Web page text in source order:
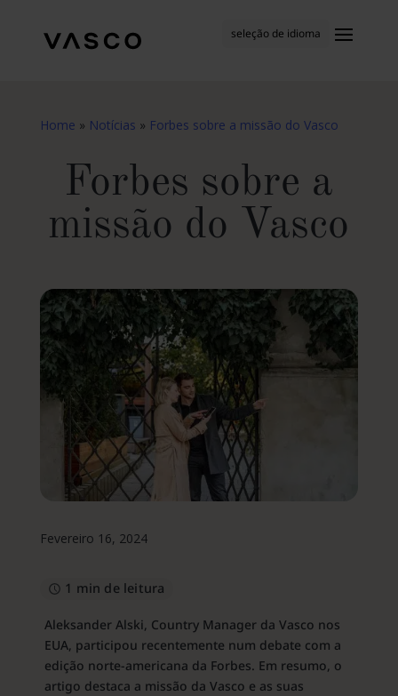
seleção de idioma
Home » Notícias » Forbes sobre a missão do Vasco
Forbes sobre a
missão do Vasco
Fevereiro 16, 2024
1 min de leitura
Aleksander Alski, Country Manager da Vasco nos
EUA, participou recentemente num debate com a
edição norte-americana da Forbes. Em resumo, o
artigo destaca a missão da Vasco e as suas